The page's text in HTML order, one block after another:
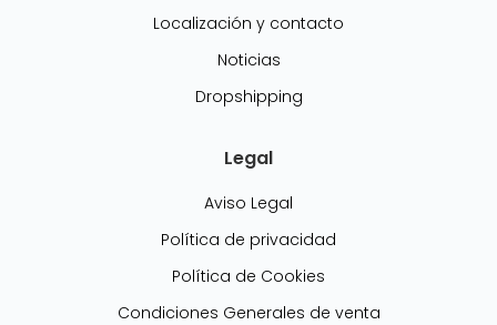
Localización y contacto
Noticias
Dropshipping
Legal
Aviso Legal
Política de privacidad
Política de Cookies
Condiciones Generales de venta